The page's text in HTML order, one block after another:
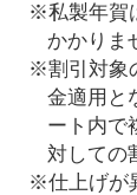
※私製年賀
かかりま
※割引対象
金適用と
ート内で
対しての
※仕上げが